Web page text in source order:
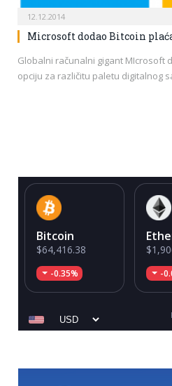
12.12.2014
Microsoft dodao Bitcoin
Globalni računalni gigant MIcrosoft
opciju za različitu paletu digitalnog
Bitcoin
$64,416.38
-0.35% -